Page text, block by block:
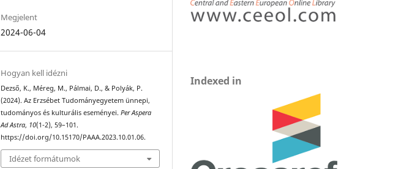
Megjelent
2024-06-04
Hogyan kell idézni
Dezső, K., Méreg, M., Pálmai, D., & Polyák, P.
(2024). Az Erzsébet Tudományegyetem ünnepi,
tudományos és kulturális eseményei.Per Aspera
Ad Astra, 10(1-2), 59–101.
https://doi.org/10.15170/PAAA.2023.10.01.06.
Idézet formátumok
Indexed in